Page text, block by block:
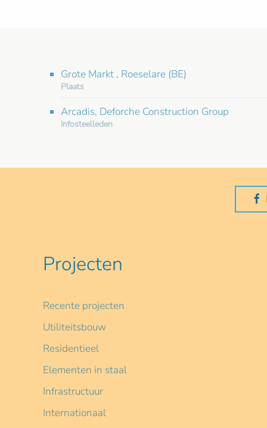
Grote Markt , Roeselare (BE)
Plaats
Arcadis, Deforche Construction Group
Infosteelleden
Projecten
Recente projecten
Utiliteitsbouw
Residentieel
Elementen in staal
Infrastructuur
Internationaal